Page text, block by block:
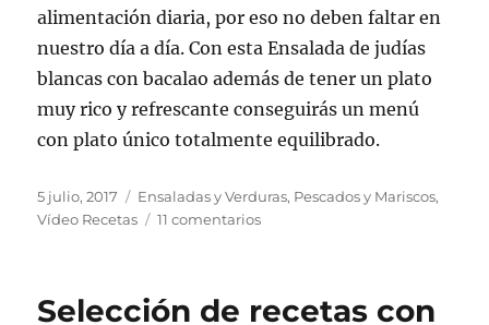
alimentación diaria, por eso no deben faltar en
nuestro día a día. Con esta Ensalada de judías
blancas con bacalao además de tener un plato
muy rico y refrescante conseguirás un menú
con plato único totalmente equilibrado.
Publicado
el
5 julio, 2017 Categorías
Ensaladas y Verduras, Pescados y Mariscos,
Vídeo Recetas
11 comentariosen
blancas
Selección de recetas con